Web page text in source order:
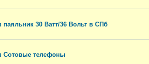
паяльник 30 Ватт/36 Вольт в СПб
Сотовые телефоны